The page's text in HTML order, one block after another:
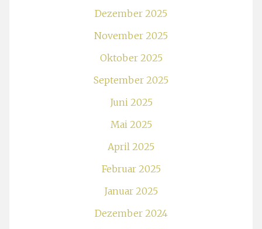
Dezember 2025
November 2025
Oktober 2025
September 2025
Juni 2025
Mai 2025
April 2025
Februar 2025
Januar 2025
Dezember 2024